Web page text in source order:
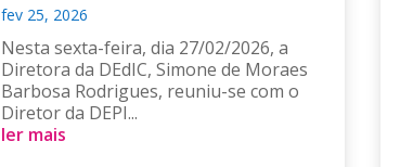
fev 25, 2026
Nesta sexta-feira, dia 27/02/2026, a
Diretora da DEdIC, Simone de Moraes
Barbosa Rodrigues, reuniu-se com o
Diretor da DEPI...
ler mais